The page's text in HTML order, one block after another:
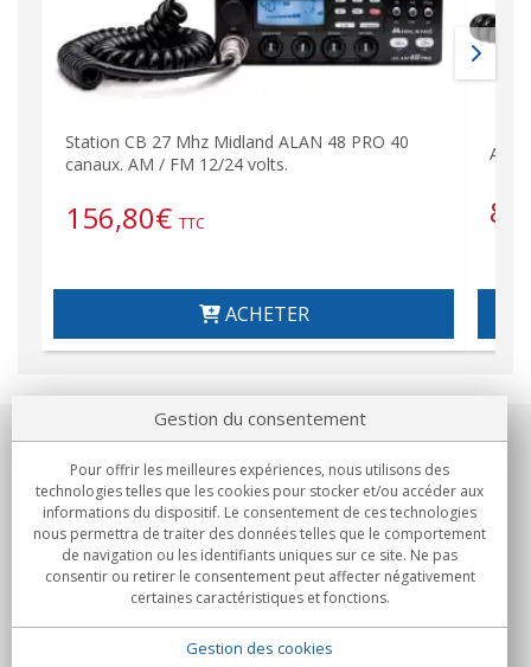
Station CB 27 Mhz Midland ALAN 48 PRO 40
canaux. AM / FM 12/24 volts.
156,80€ TTC
ACHETER
Notre société
Engagements
Achats
Gestion du consentement
Pour offrir les meilleures expériences, nous utilisons des
technologies telles que les cookies pour stocker et/ou accéder aux
informations du dispositif. Le consentement de ces technologies
nous permettra de traiter des données telles que le comportement
de navigation ou les identifiants uniques sur ce site. Ne pas
consentir ou retirer le consentement peut affecter négativement
certaines caractéristiques et fonctions.
Gestion des cookies